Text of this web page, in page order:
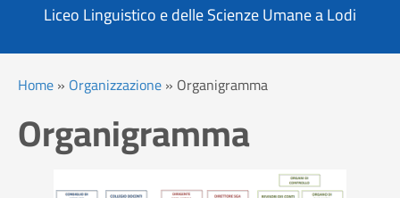
Liceo Linguistico e delle Scienze Umane a Lodi
Home» Organizzazione» Organigramma
Organigramma